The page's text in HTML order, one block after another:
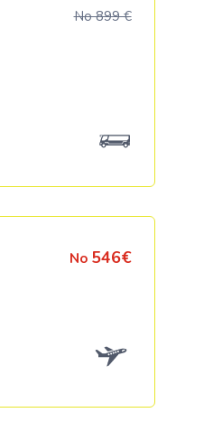
No 899 €
No 546€